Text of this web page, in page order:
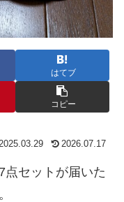
はてブ
コピー
2025.03.29 2026.07.17
点セットが届いた